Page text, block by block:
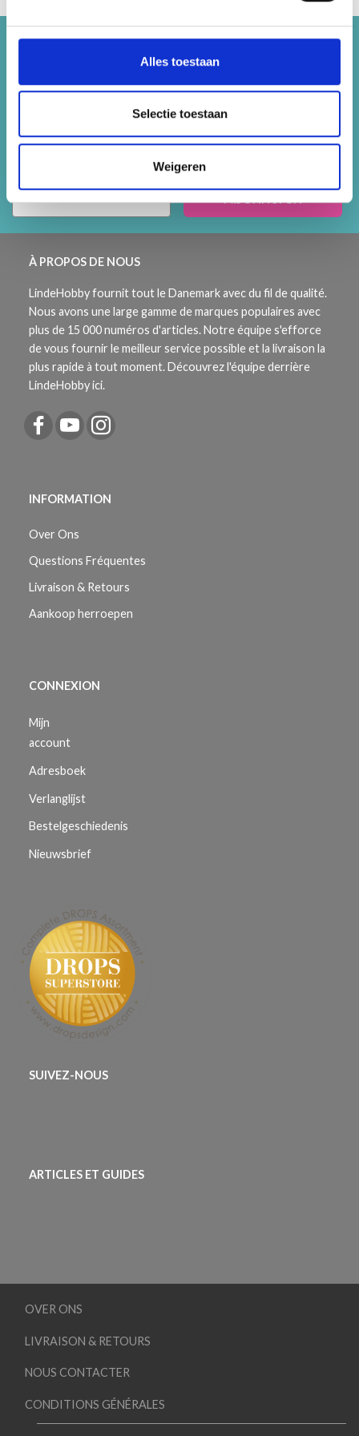
Alles toestaan
Selectie toestaan
Weigeren
Bespaar tot 50%
Word lid van onze breigemeenschap en krijg
exclusieve toegang tot inspirerende
breipatronen en speciale aanbiedingen!
ingen!
Abonneren
À PROPOS DE NOUS
LindeHobby fournit tout le Danemark avec du fil de qualité.
Nous avons une large gamme de marques populaires avec
plus de 15 000 numéros d'articles. Notre équipe s'efforce
de vous fournir le meilleur service possible et la livraison la
plus rapide à tout moment. Découvrez l'équipe derrière
LindeHobby ici.
INFORMATION
Over Ons
Questions Fréquentes
Livraison & Retours
Aankoop herroepen
CONNEXION
Mijn
account
Adresboek
Verlanglijst
Bestelgeschiedenis
Nieuwsbrief
SUIVEZ-NOUS
ARTICLES ET GUIDES
OVER ONS
LIVRAISON & RETOURS
NOUS CONTACTER
CONDITIONS GÉNÉRALES